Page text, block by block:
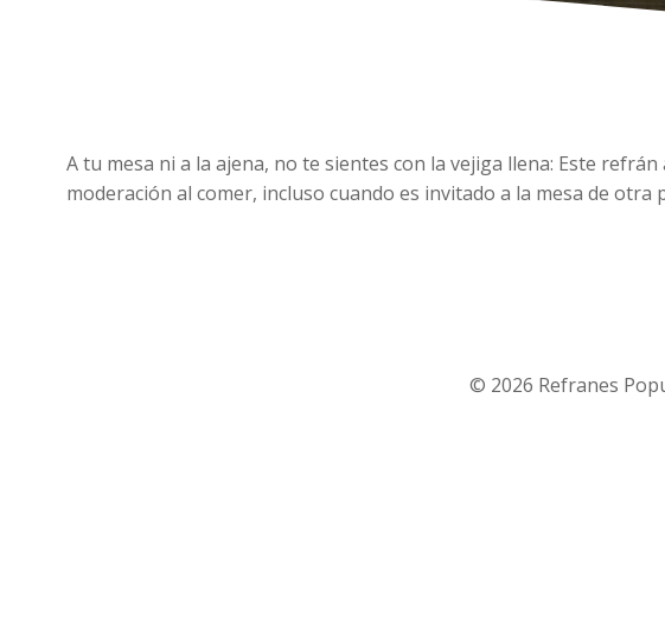
A tu mesa ni a la ajena, no te sientes con la vejiga llena: Este
moderación al comer, incluso cuando es invitado a la mesa de otra
© 2026 Refranes